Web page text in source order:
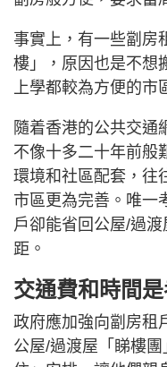
事實上，有一些劏房
樓」，原因也是不想
上學都較為方便的市
隨着香港的公共交通
不像十多二十年前般
環境和社區配套，往
市區更為完善。唯一
戶卻能省回公屋/過
距。
交通費和時間
政府應加強向劏房租
公屋/過渡屋「睇樓